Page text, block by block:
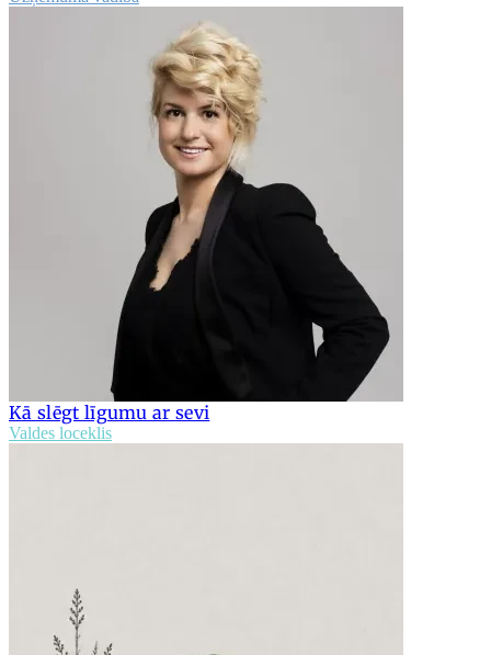
Kā slēgt līgumu ar sevi
Valdes loceklis